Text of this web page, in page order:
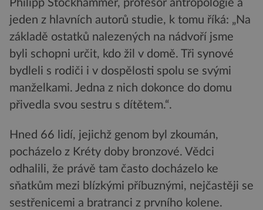
Philipp Stockhammer, profesor antropologie a
jeden z hlavních autorů studie, k tomu říká: „Na
základě ostatků nalezených na nádvoří jsme
byli schopni určit, kdo žil v domě. Tři synové
bydleli s rodiči i v dospělosti spolu se svými
manželkami. Jedna z nich dokonce do domu
přivedla svou sestru s dítětem.“.
Hned 66 lidí, jejichž genom byl zkoumán,
pocházelo z Kréty doby bronzové. Vědci
odhalili, že právě tam často docházelo ke
sňatkům mezi blízkými příbuznými, nejčastěji se
sestřenicemi a bratranci z prvního kolene.